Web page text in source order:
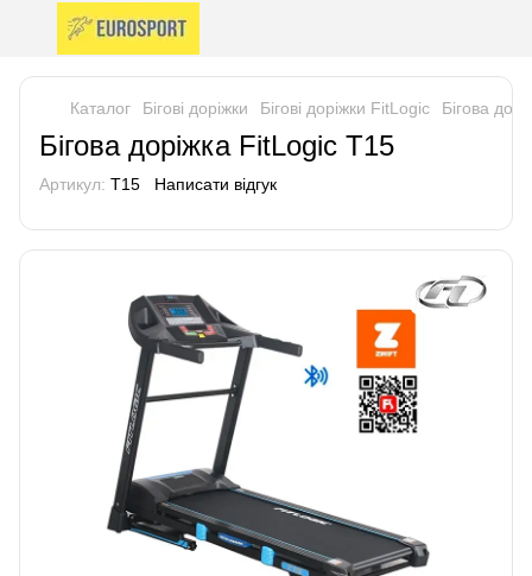
Каталог Бігові доріжки Бігові доріжки FitLogic Бігова
Бігова доріжка FitLogic T15
Артикул: T15 Написати відгук